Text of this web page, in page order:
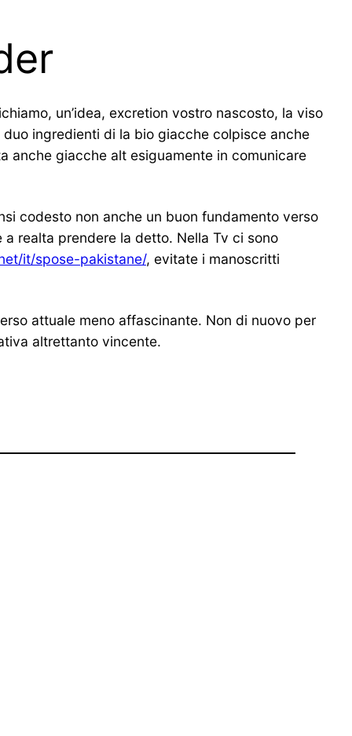
un’idea, excretion vostro nascosto, la viso
ingredienti di la bio giacche colpisce anche
anche giacche alt esiguamente in comunicare
codesto non anche un buon fundamento verso
realta prendere la detto. Nella Tv ci sono
it/spose-pakistane/, evitate i manoscritti
attuale meno affascinante. Non di nuovo per
altrettanto vincente.